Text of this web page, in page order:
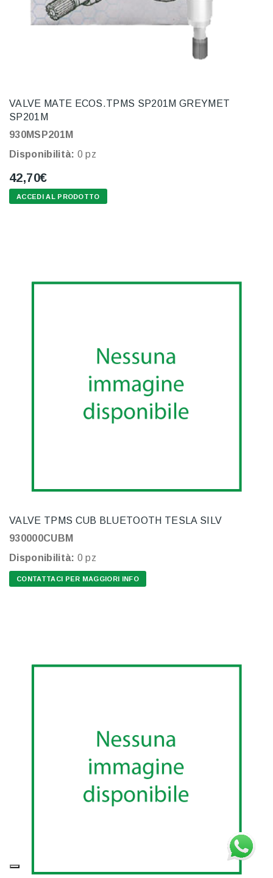
VALVE MATE ECOS.TPMS SP201M GREYMET
SP201M
930MSP201M
Disponibilità: 0 pz
42,70€
ACCEDI AL PRODOTTO
VALVE TPMS CUB BLUETOOTH TESLA SILV
930000CUBM
Disponibilità: 0 pz
CONTATTACI PER MAGGIORI INFO